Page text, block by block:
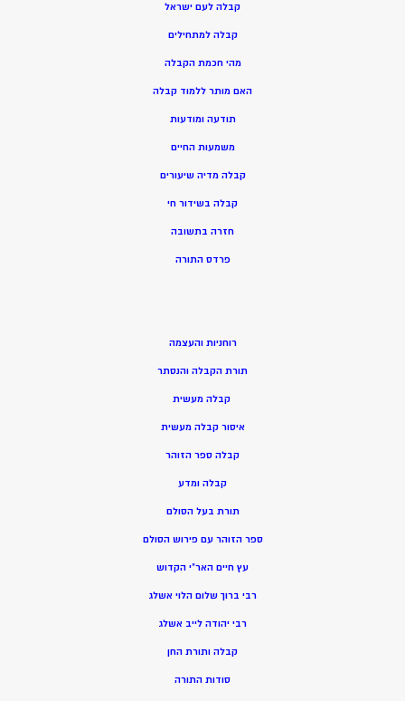
קבלה לעם ישראל
קבלה למתחילים
מהי חכמת הקבלה
האם מותר ללמוד קבלה
תודעה ומודעות
משמעות החיים
קבלה מדיה שיעורים
קבלה בשידור חי
חזרה בתשובה
פרדס התורה
רוחניות והעצמה
תורת הקבלה והנסתר
קבלה מעשית
איסור קבלה מעשית
קבלה ספר הזוהר
קבלה ומדע
תורת בעל הסולם
ספר הזוהר עם פירוש הסולם
עץ חיים האר”י הקדוש
רבי ברוך שלום הלוי אשלג
רבי יהודה לייב אשלג
קבלה ותורת החן
סודות התורה